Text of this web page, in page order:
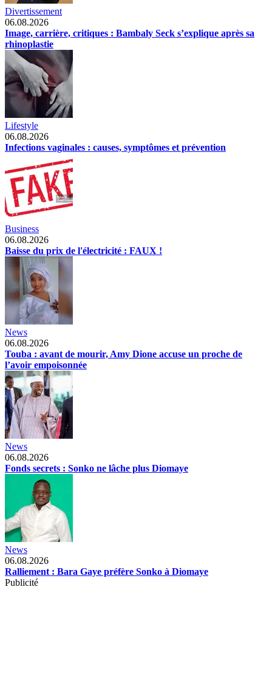
Divertissement
06.08.2026
Image, carrière, critiques : Bambaly Seck s’explique après sa
rhinoplastie
Lifestyle
06.08.2026
Infections vaginales : causes, symptômes et prévention
Business
06.08.2026
Baisse du prix de l'électricité : FAUX !
News
06.08.2026
Touba : avant de mourir, Amy Dione accuse un proche de
l’avoir empoisonnée
News
06.08.2026
Fonds secrets : Sonko ne lâche plus Diomaye
News
06.08.2026
Ralliement : Bara Gaye préfère Sonko à Diomaye
Publicité